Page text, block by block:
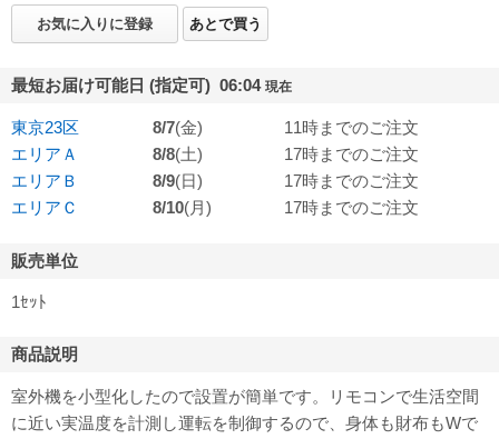
お気に入りに登録 あとで買う
最短お届け可能日 (指定可) 06:04 現在
東京23区 8/7(金)
11時までのご注文
エリアＡ
8/8(土)
17時までのご注文
エリアＢ
8/9(日)
17時までのご注文
エリアＣ
8/10(月) 17時までのご注文
販売単位
1ｾｯﾄ
商品説明
室外機を小型化したので設置が簡単です。リモコンで生活空間
に近い実温度を計測し運転を制御するので、身体も財布もWで